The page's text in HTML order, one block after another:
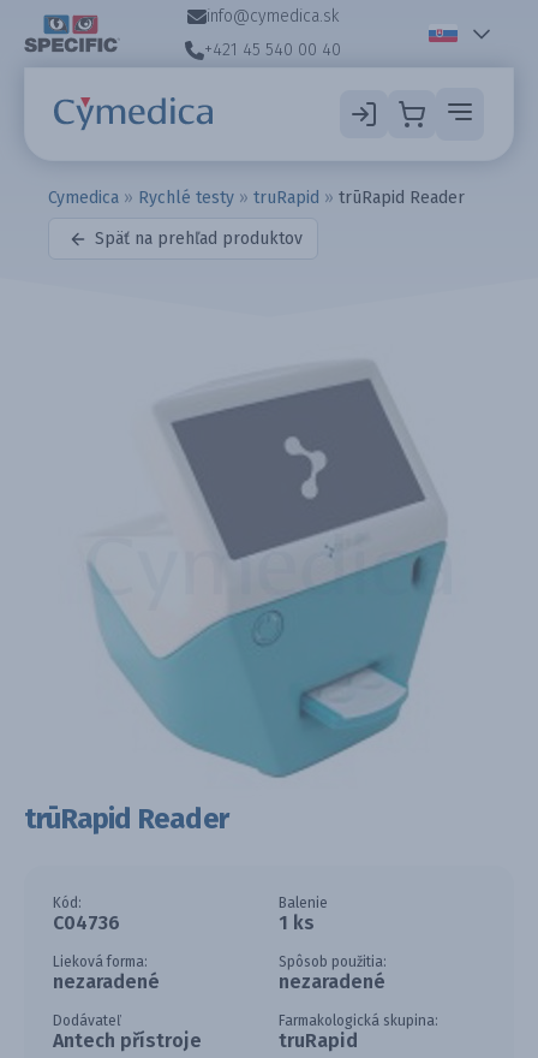
info@cymedica.sk
+421 45 540 00 40
Cymedica » Rychlé testy » truRapid » trūRapid Reader
Späť na prehľad produktov
trūRapid Reader
Kód:
C04736
Balenie
1 ks
Lieková forma:
nezaradené
Spôsob použitia:
nezaradené
Dodávateľ
Antech přístroje
Farmakologická skupina:
truRapid